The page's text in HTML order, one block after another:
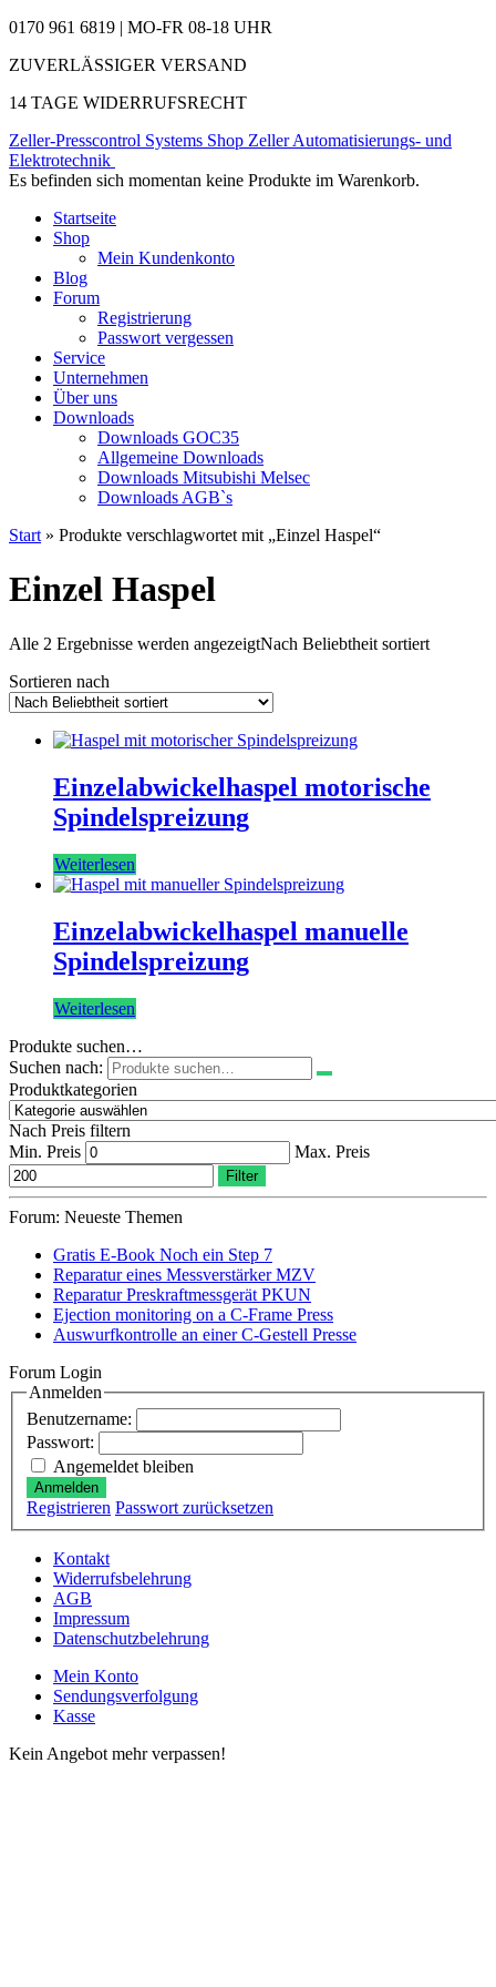
0170 961 6819 | MO-FR 08-18 UHR
ZUVERLÄSSIGER VERSAND
14 TAGE WIDERRUFSRECHT
Zeller-Presscontrol Systems Shop Zeller Automatisierungs- und
Elektrotechnik
Es befinden sich momentan keine Produkte im Warenkorb.
Startseite
Shop
Mein Kundenkonto
Blog
Forum
Registrierung
Passwort vergessen
Service
Unternehmen
Über uns
Downloads
Downloads GOC35
Allgemeine Downloads
Downloads Mitsubishi Melsec
Downloads AGB`s
Start » Produkte verschlagwortet mit „Einzel Haspel“
Einzel Haspel
Alle 2 Ergebnisse werden angezeigtNach Beliebtheit sortiert
Sortieren nach
Einzelabwickelhaspel motorische
Spindelspreizung
Weiterlesen
Einzelabwickelhaspel manuelle
Spindelspreizung
Weiterlesen
Produkte suchen…
Suchen nach:
Produktkategorien
Nach Preis filtern
Min. Preis
Max. Preis
Filter
Forum: Neueste Themen
Gratis E-Book Noch ein Step 7
Reparatur eines Messverstärker MZV
Reparatur Preskraftmessgerät PKUN
Ejection monitoring on a C-Frame Press
Auswurfkontrolle an einer C-Gestell Presse
Forum Login
Anmelden
Benutzername:
Passwort:
Angemeldet bleiben
Anmelden
Registrieren Passwort zurücksetzen
Kontakt
Widerrufsbelehrung
AGB
Impressum
Datenschutzbelehrung
Mein Konto
Sendungsverfolgung
Kasse
Kein Angebot mehr verpassen!